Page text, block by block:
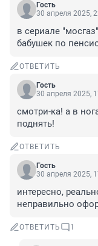
Гость
30 апреля 2025,
в сериале
бабушек по
ОТВЕТИТЬ
Гость
30 апреля 2025,
смотри-ка! а в
поднять!
ОТВЕТИТЬ
Гость
30 апреля 2025,
интересно,
неправильно
ОТВЕТИТЬ 1